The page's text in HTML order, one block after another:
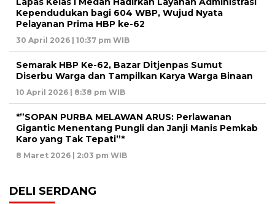
Kependudukan bagi 604 WBP, Wujud Nyata
Pelayanan Prima HBP ke-62
30 April 2026 | 10:37 pm WIB
Semarak HBP Ke-62, Bazar Ditjenpas Sumut
Diserbu Warga dan Tampilkan Karya Warga Binaan
10 April 2026 | 8:38 pm WIB
*”SOPAN PURBA MELAWAN ARUS: Perlawanan
Gigantic Menentang Pungli dan Janji Manis Pemkab
Karo yang Tak Tepati”*
8 Maret 2026 | 2:03 pm WIB
DELI SERDANG